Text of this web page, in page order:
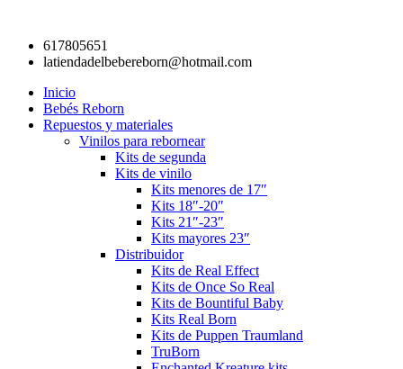
contenido617805651
latiendadelbebereborn@hotmail.com
Inicio
Bebés Reborn
Repuestos y materiales
Vinilos para rebornear
Kits de segunda
Kits de vinilo
Kits menores de 17″
Kits 18″-20″
Kits 21″-23″
Kits mayores 23″
Distribuidor
Kits de Real Effect
Kits de Once So Real
Kits de Bountiful Baby
Kits Real Born
Kits de Puppen Traumland
TruBorn